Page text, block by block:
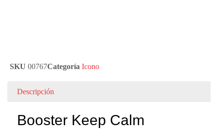
SKU 00767Categoría Icono
Descripción
Booster Keep Calm